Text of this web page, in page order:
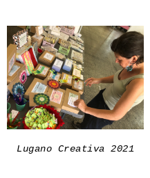
Lugano Creativa 2021